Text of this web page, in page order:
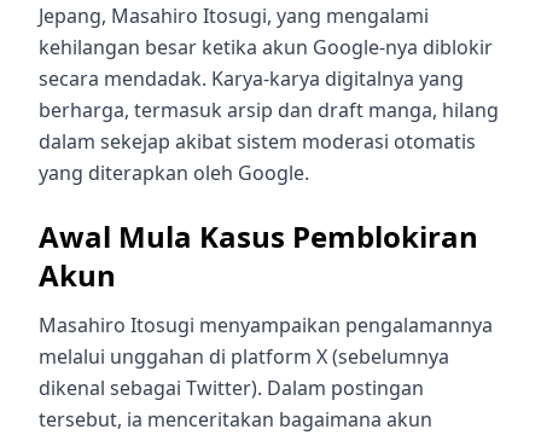
Jepang, Masahiro Itosugi, yang mengalami
kehilangan besar ketika akun Google-nya diblokir
secara mendadak. Karya-karya digitalnya yang
berharga, termasuk arsip dan draft manga, hilang
dalam sekejap akibat sistem moderasi otomatis
yang diterapkan oleh Google.
Awal Mula Kasus Pemblokiran
Akun
Masahiro Itosugi menyampaikan pengalamannya
melalui unggahan di platform X (sebelumnya
dikenal sebagai Twitter). Dalam postingan
tersebut, ia menceritakan bagaimana akun